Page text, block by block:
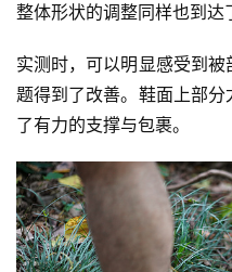
整体形状的调整同样也到达
实测时，可以明显感受到
题得到了改善。鞋面上部
了有力的支撑与包裹。